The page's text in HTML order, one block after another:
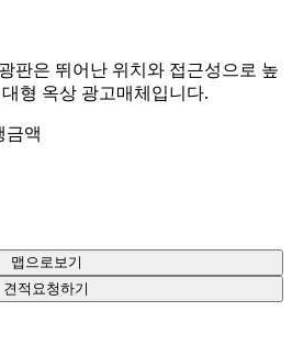
판은 뛰어난 위치와 접근성으로 높
형 옥상 광고매체입니다.
금액
맵으로보기
견적요청하기